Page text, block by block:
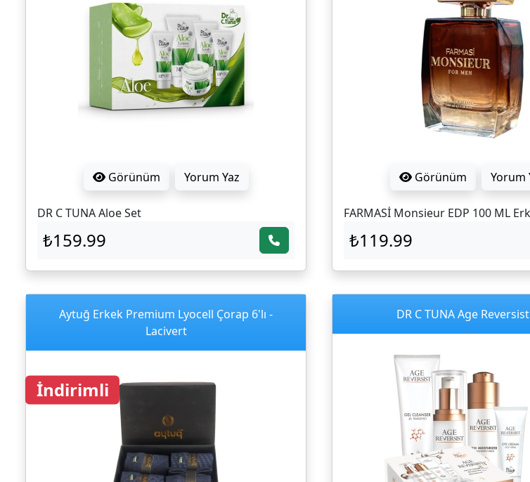
Görünüm Yorum Yaz
DR C TUNA Aloe Set
₺159.99
Görünüm Yorum
FARMASİ Monsieur EDP 100 ML
₺119.99
Aytuğ Erkek Premium Lyocell Çorap 6'lı -
Lacivert
İndirimli
DR C TUNA Age